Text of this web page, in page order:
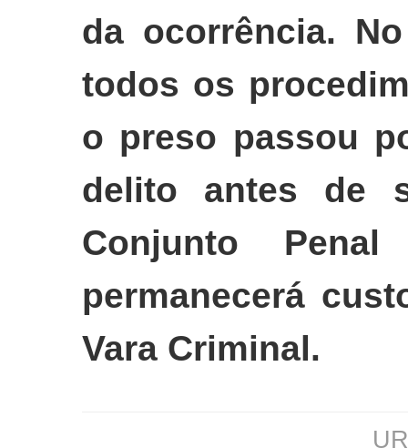
da ocorrência.
todos os
o preso passou
delito antes de
Conjunto
permanecerá
Vara Criminal.